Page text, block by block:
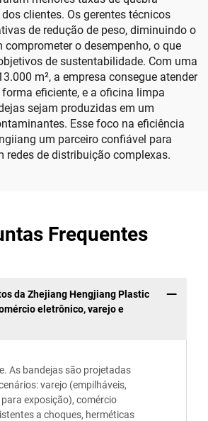
clientes. Os gerentes técnicos
de redução de peso, diminuindo o
comprometer o desempenho, o que
de sustentabilidade. Com uma
m², a empresa consegue atender
eficiente, e a oficina limpa
sejam produzidas em um
Esse foco na eficiência
um parceiro confiável para
redes de distribuição complexas.
Frequentes
da Zhejiang Hengjiang Plastic
eletrônico, varejo e
As bandejas são projetadas
varejo (empilháveis,
exposição), comércio
a choques, herméticas